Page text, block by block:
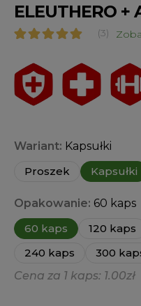
ELEUTHERO +
na 5 na
podstawie
klientów
(3)
Wariant: Kapsułki
Proszek
Kapsułki
Opakowanie: 60 kaps
60 kaps
120 kaps
240 kaps
300
Cena za 1 kaps: 1.00zł